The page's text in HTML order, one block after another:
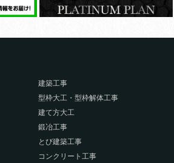
建築工事
型枠大工・型枠解体工事
建て方大工
鍛冶工事
とび建築工事
コンクリート工事